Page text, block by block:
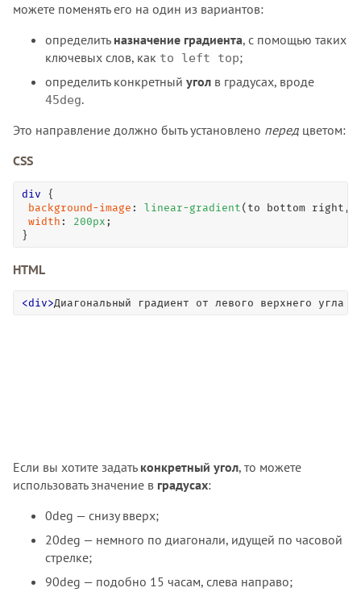
можете поменять его на один из вариантов:
определить назначение градиента, с помощью таких
ключевых слов, как to left top;
определить конкретный угол в градусах, вроде
45deg.
Это направление должно быть установлено перед цветом:
CSS
div {
background-image : linear-gradient (to bottom right,
width : 200px ;
}
HTML
<div>Диагональный градиент от левого верхнего угла
Если вы хотите задать конкретный угол, то можете
использовать значение в градусах:
0deg — снизу вверх;
20deg — немного по диагонали, идущей по часовой
стрелке;
90deg — подобно 15 часам, слева направо;